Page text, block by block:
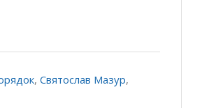
, Святослав Мазур,